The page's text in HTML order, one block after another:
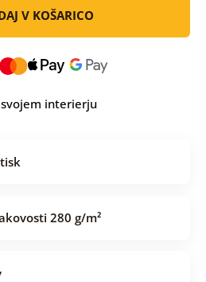
V KOŠARICO
interierju
280 g/m²